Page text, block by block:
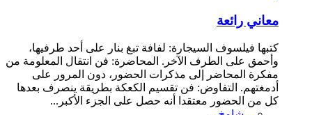
معاني رائعة
كتبها فيلسوف السيجارة: لفافة تبغ بنار على أحد طرفيها،
وأحمق على الطرف الآخر. المحاضرة: فن انتقال المعلومة من
مفكرة المحاضر إلى مذكرات الحضور، دون المرور على
أدمغتهم. التفاوض: فن تقسيم الكعكة بطريقة ينصرف بعدها
كل من الحضور معتقدا أنه حصل على الجزء الأكبر...